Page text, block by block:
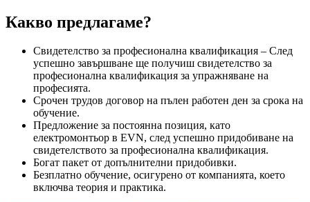
Какво предлагаме?
Свидетелство за професионална квалификация – След
успешно завършване ще получиш свидетелство за
професионална квалификация за упражняване на
професията.
Срочен трудов договор на пълен работен ден за срока на
обучение.
Предложение за постоянна позиция, като
електромонтьор в EVN, след успешно придобиване на
свидетелството за професионална квалификация.
Богат пакет от допълнителни придобивки.
Безплатно обучение, осигурено от компанията, което
включва теория и практика.